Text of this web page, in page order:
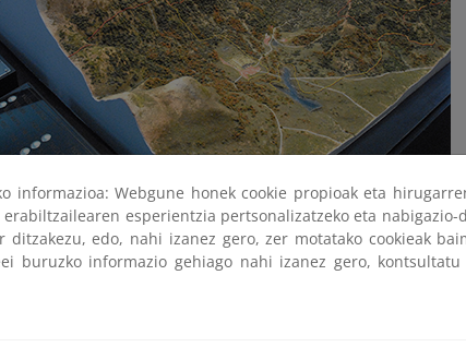
de Valsaínrepresenta el espacio geográfico del sector
informazioa: Webgune honek cookie propioak eta
esperientzia pertsonalizatzeko eta nabigazio-
ditzakezu, edo, nahi izanez gero, zer motatako cookieak
buruzko informazio gehiago nahi izanez gero,